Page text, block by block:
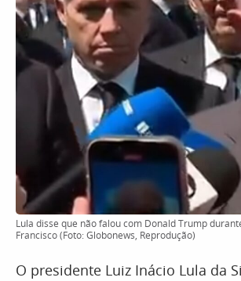
Lula disse que não falou com Donald Trump
Francisco (Foto: Globonews, Reprodução)
O presidente Luiz Inácio Lula da